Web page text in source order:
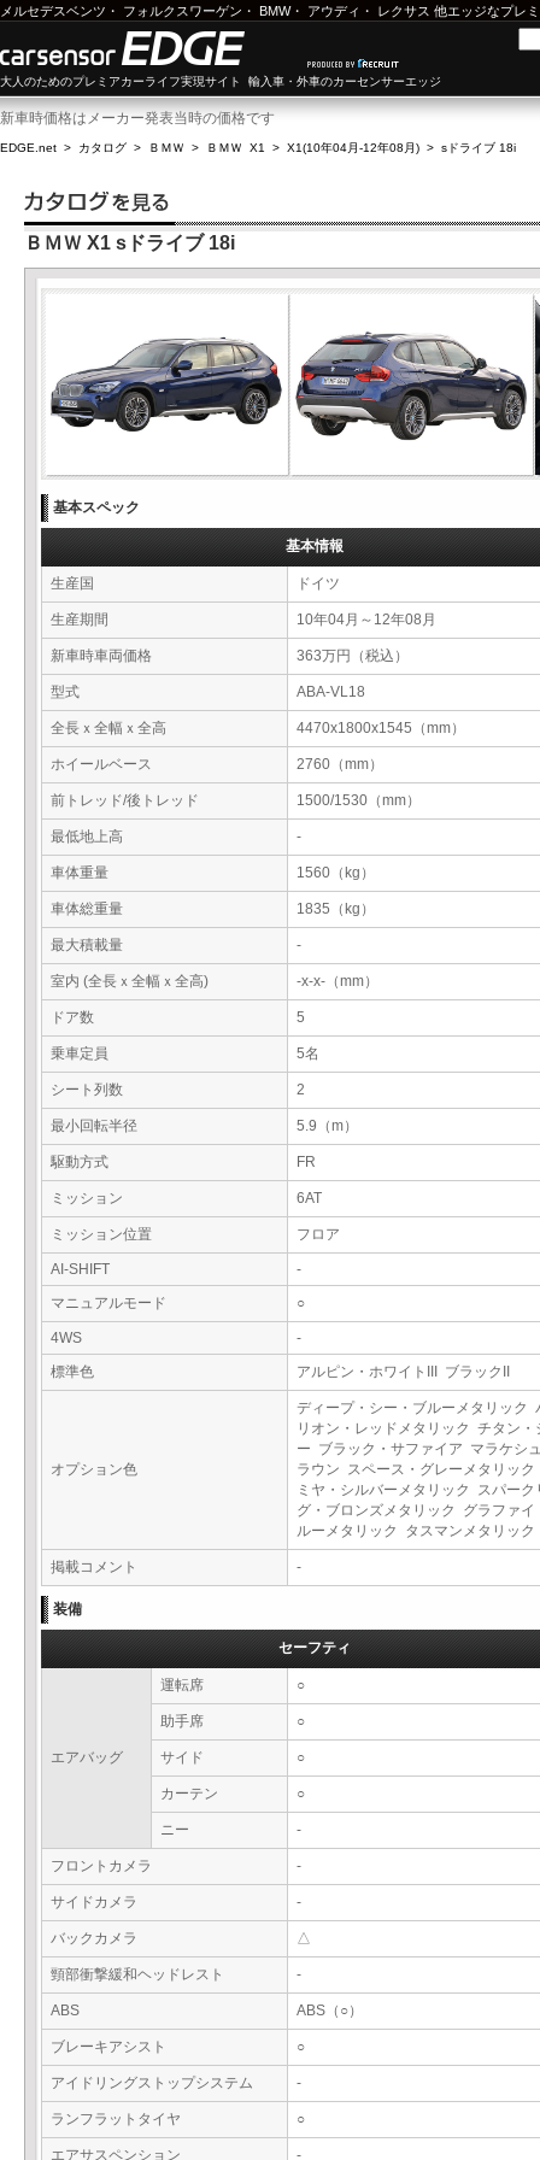
メルセデスベンツ ・ フォルクスワーゲン ・ BMW・ アウディ ・ レクサス 他エッジなプレ
大人のためのプレミアカーライフ実現サイト 輸入車・外車のカーセンサーエッジ
新車時価格はメーカー発表当時の価格です
EDGE.net > カタログ > ＢＭＷ > ＢＭＷ X1 > X1(10年04月-12年08月) > sドライブ 18i
ＢＭＷ X1 sドライブ 18i
基本スペック
基本情報
生産国 ドイツ
生産期間 10年04月～12年08月
新車時車両価格 363万円（税込）
型式 ABA-VL18
全長ｘ全幅ｘ全高 4470x1800x1545（mm）
ホイールベース 2760（mm）
前トレッド/後トレッド 1500/1530（mm）
最低地上高 -
車体重量 1560（kg）
車体総重量 1835（kg）
最大積載量 -
室内 (全長ｘ全幅ｘ全高) -x-x-（mm）
ドア数 5
乗車定員 5名
シート列数 2
最小回転半径 5.9（m）
駆動方式 FR
ミッション 6AT
ミッション位置 フロア
AI-SHIFT
-
マニュアルモード
○
4WS
-
標準色
アルピン・ホワイトIII ブラックII
オプション色
ディープ・シー・ブルーメタリック
リオン・レッドメタリック チタン・
ー ブラック・サファイア マラケシ
ラウン スペース・グレーメタリッ
ミヤ・シルバーメタリック スパーク
グ・ブロンズメタリック グラファイ
ルーメタリック タスマンメタリッ
掲載コメント -
装備
セーフティ
エアバッグ
運転席 ○
助手席 ○
サイド ○
カーテン ○
ニー -
フロントカメラ -
サイドカメラ -
バックカメラ △
頸部衝撃緩和ヘッドレスト -
ABS ABS（○）
ブレーキアシスト ○
アイドリングストップシステム -
ランフラットタイヤ ○
エアサスペンション -